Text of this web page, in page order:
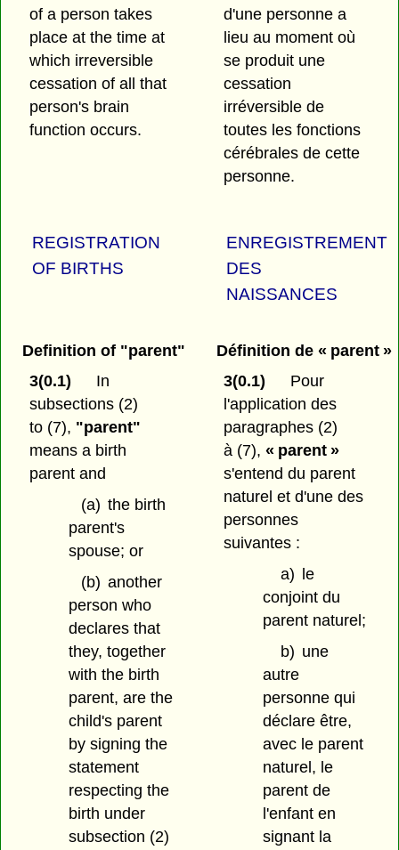
of a person takes
place at the time at
which irreversible
cessation of all that
person's brain
function occurs.
d'une personne a
lieu au moment où
se produit une
cessation
irréversible de
toutes les fonctions
cérébrales de cette
personne.
REGISTRATION
OF BIRTHS
ENREGISTREMENT
DES
NAISSANCES
Definition of "parent"
3(0.1)
In
subsections (2)
to (7), "parent"
means a birth
parent and
(a) the birth
parent's
spouse; or
(b) another
person who
declares that
they, together
with the birth
parent, are the
child's parent
by signing the
statement
respecting the
birth under
subsection (2)
Définition de « parent »
3(0.1)
Pour
l'application des
paragraphes (2)
à (7),« parent »
s'entend du parent
naturel et d'une des
personnes
suivantes :
a)
le
conjoint du
parent naturel;
b) une
autre
personne qui
déclare être,
avec le parent
naturel, le
parent de
l'enfant en
signant la